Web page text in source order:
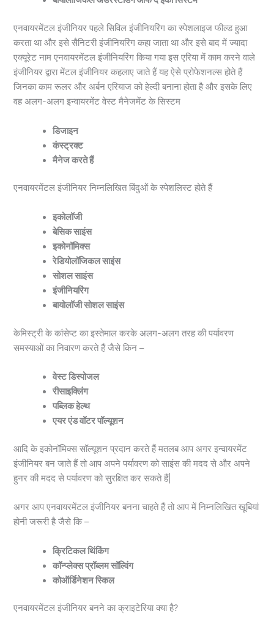
एनवायरमेंटल इंजीनियर पहले सिविल इंजीनियरिंग का स्पेशलाइज फील्ड हुआ
करता था और इसे सैनिटरी इंजीनियरिंग कहा जाता था और इसे बाद में ज्यादा
एक्यूरेट नाम एनवायरमेंटल इंजीनियरिंग किया गया इस एरिया में काम करने वाले
इंजीनियर द्वारा मेंटल इंजीनियर कहलाए जाते हैं यह ऐसे प्रोफेशनल्स होते हैं
जिनका काम रूलर और अर्बन एरियाज को हेल्दी बनाना होता है और इसके लिए
वह अलग-अलग इन्वायरमेंट वेस्ट मैनेजमेंट के सिस्टम
डिजाइन
कंस्ट्रक्ट
मैनेज करते हैं
एनवायरमेंटल इंजीनियर निम्नलिखित बिंदुओं के स्पेशलिस्ट होते हैं
इकोलॉजी
बेसिक साइंस
इकोनॉमिक्स
रेडियोलॉजिकल साइंस
सोशल साइंस
इंजीनियरिंग
बायोलॉजी सोशल साइंस
केमिस्ट्री के कांसेप्ट का इस्तेमाल करके अलग-अलग तरह की पर्यावरण
समस्याओं का निवारण करते हैं जैसे किन –
वेस्ट डिस्पोजल
रीसाइक्लिंग
पब्लिक हेल्थ
एयर एंड वॉटर पॉल्यूशन
आदि के इकोनॉमिक्स सॉल्यूशन प्रदान करते हैं मतलब आप अगर इन्वायरमेंट
इंजीनियर बन जाते हैं तो आप अपने पर्यावरण को साइंस की मदद से और अपने
हुनर की मदद से पर्यावरण को सुरक्षित कर सकते हैं|
अगर आप एनवायरमेंटल इंजीनियर बनना चाहते हैं तो आप में निम्नलिखित खूबियां
होनी जरूरी है जैसे कि –
क्रिटिकल थिंकिंग
कॉन्प्लेक्स प्रॉब्लम सॉल्विंग
कोऑर्डिनेशन स्किल
एनवायरमेंटल इंजीनियर बनने का क्राइटेरिया क्या है?